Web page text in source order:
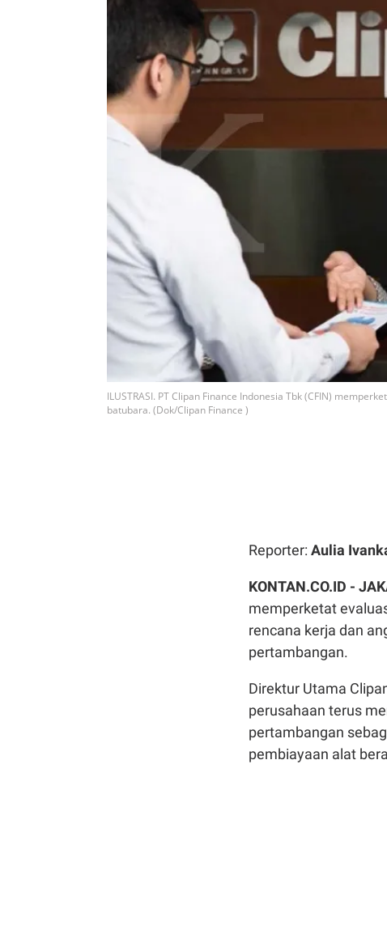
ILUSTRASI. PT Clipan Finance Indonesia Tbk (CFIN)
batubara. (Dok/Clipan Finance )
Reporter: Aulia
KONTAN.CO.ID -
memperketat
rencana kerja dan
pertambangan.
Direktur Utama
perusahaan terus
pertambangan
pembiayaan alat